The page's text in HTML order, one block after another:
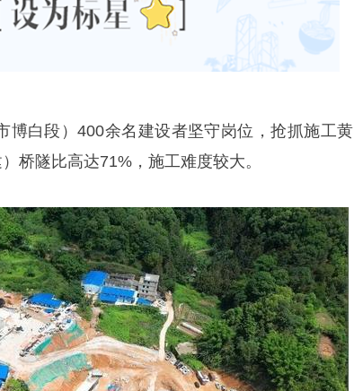
博白段）400余名建设者坚守岗位，抢抓施工黄
桥隧比高达71%，施工难度较大。